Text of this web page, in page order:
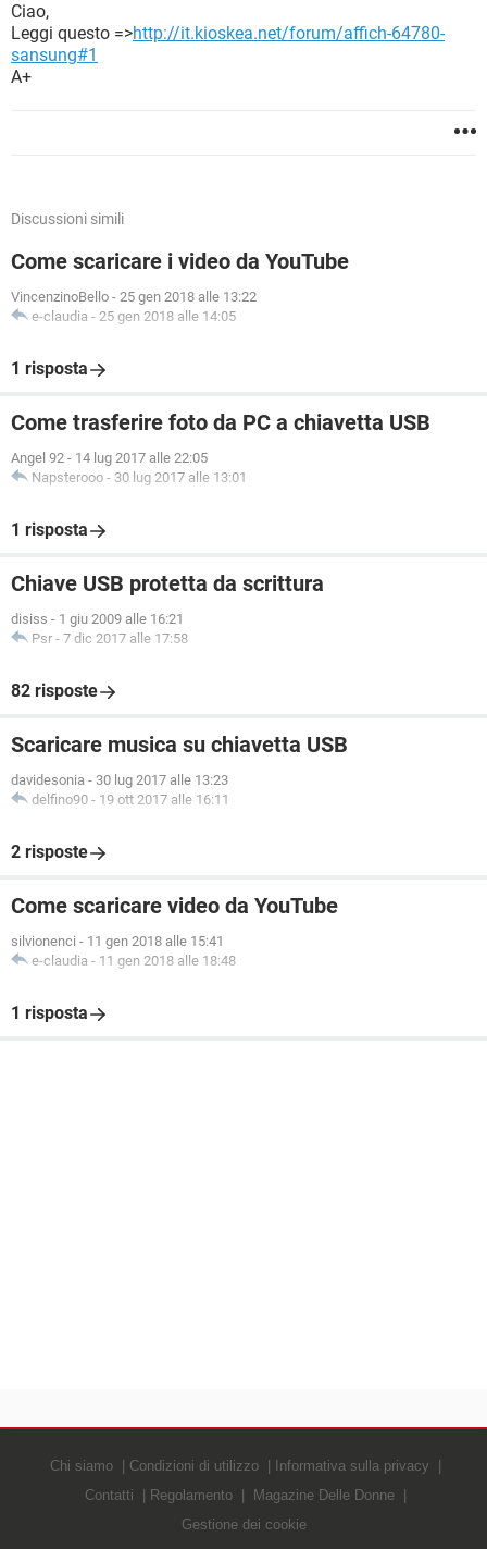
Ciao,
Leggi questo =>http://it.kioskea.net/forum/affich-64780-
sansung#1
A+
Discussioni simili
Come scaricare i video da YouTube
VincenzinoBello - 25 gen 2018 alle 13:22
e-claudia - 25 gen 2018 alle 14:05
1 risposta
Come trasferire foto da PC a chiavetta USB
Angel 92 - 14 lug 2017 alle 22:05
Napsterooo - 30 lug 2017 alle 13:01
1 risposta
Chiave USB protetta da scrittura
disiss - 1 giu 2009 alle 16:21
Psr - 7 dic 2017 alle 17:58
82 risposte
Scaricare musica su chiavetta USB
davidesonia - 30 lug 2017 alle 13:23
delfino90 - 19 ott 2017 alle 16:11
2 risposte
Come scaricare video da YouTube
silvionenci - 11 gen 2018 alle 15:41
e-claudia - 11 gen 2018 alle 18:48
1 risposta
Chi siamo Condizioni di utilizzo
Informativa sulla privacy
Contatti
Regolamento
Magazine Delle Donne
Gestione dei cookie